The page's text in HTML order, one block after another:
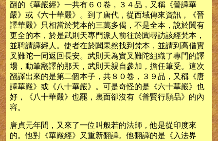
翻的《華嚴經》一共有６０卷，３４品，又稱《晉譯華
嚴》或《六十華嚴》。到了唐代，從西域傳來資訊，《晉
譯華嚴》只相當於梵本的三萬多偈，不是全本，說於闐有
更全的本，於是武則天專門派人前往於闐尋訪該經梵本，
並聘請譯經人。使者在於闐果然找到梵本，並請到高僧實
叉難陀一同返回長安。武則天為實叉難陀組織了專門的譯
場，動筆翻譯的那天，武則天親自參加，擔任筆受。這次
翻譯出來的是第二個本子，共８０卷，３９品，又稱《唐
譯華嚴》或《八十華嚴》。可是奇怪的是《六十華嚴》也
好，《八十華嚴》也罷，裏面卻沒有《普賢行願品》的內
容。
唐貞元年間，又來了一位叫般若的法師，他是從印度來
的。他對《華嚴經》又重新翻譯。他翻譯的是《入法界